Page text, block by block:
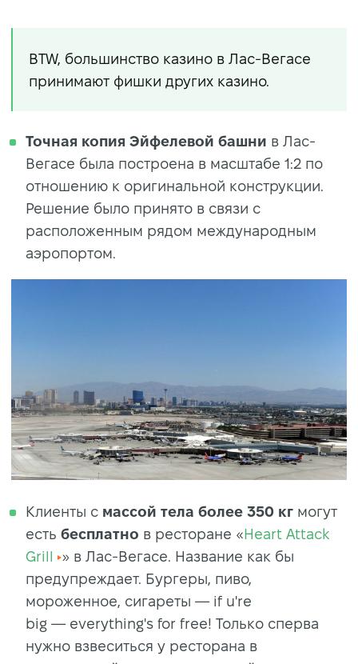
BTW, большинство казино в Лас-Вегасе
принимают фишки других казино.
Точная копия Эйфелевой башни в Лас-
Вегасе была построена в масштабе 1:2 по
отношению к оригинальной конструкции.
Решение было принято в связи с
расположенным рядом международным
аэропортом.
Клиенты с массой тела более 350 кг могут
есть бесплатно в ресторане «Heart Attack
Grill
» в Лас-Вегасе. Название как бы
предупреждает. Бургеры, пиво,
мороженное, сигареты — if u're
big — everything's for free! Только сперва
нужно взвеситься у ресторана в